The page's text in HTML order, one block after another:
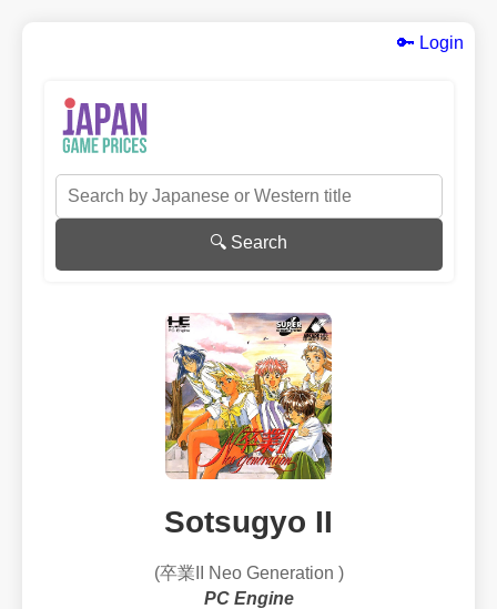
🔑 Login
🔍 Search
Sotsugyo II
(卒業II Neo Generation )
PC Engine